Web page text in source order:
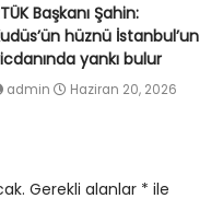
Başkanı Şahin:
hüznü İstanbul’un
yankı bulur
admin Haziran 20, 2026
Gerekli alanlar * ile